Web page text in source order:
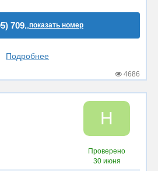
709..показать номер
Подробнее
4686
Н
Проверено
30 июня